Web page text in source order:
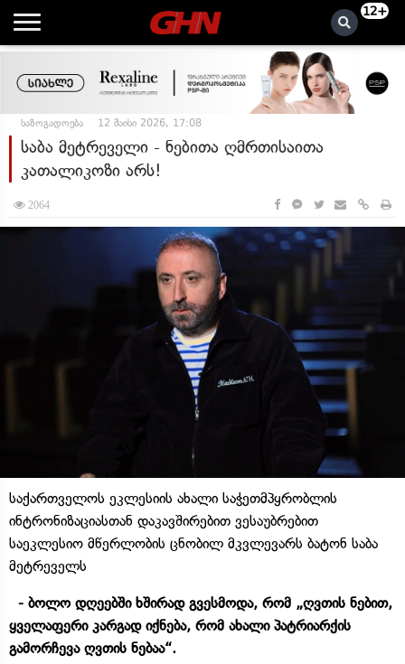
12+
საზოგადოება 12 მაისი 2026, 17:08
საბა მეტრეველი - ნებითა ღმრთისაითა
კათალიკოზი არს!
2064
საქართველოს ეკლესიის ახალი საჭეთმპყრობლის
ინტრონიზაციასთან დაკავშირებით ვესაუბრებით
საეკლესიო მწერლობის ცნობილ მკვლევარს ბატონ საბა
მეტრეველს
- ბოლო დღეებში ხშირად გვესმოდა, რომ „ღვთის ნებით,
ყველაფერი კარგად იქნება, რომ ახალი პატრიარქის
გამორჩევა ღვთის ნებაა“.